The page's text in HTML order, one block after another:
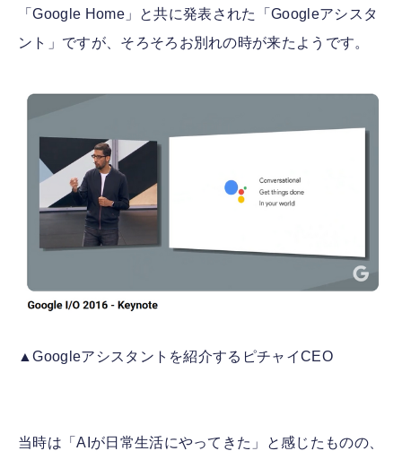
「Google Home」と共に発表された「Googleアシスタ
ント」ですが、そろそろお別れの時が来たようです。
▲Googleアシスタントを紹介するピチャイCEO
当時は「AIが日常生活にやってきた」と感じたものの、